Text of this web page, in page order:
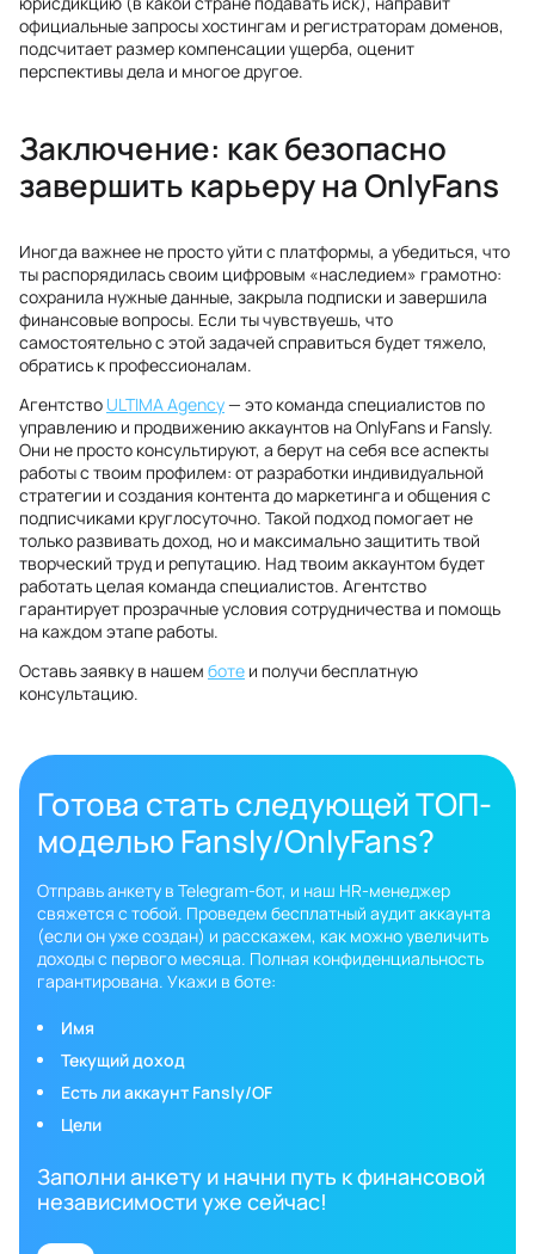
официальные запросы хостингам и регистраторам доменов,
подсчитает размер компенсации ущерба, оценит
перспективы дела и многое другое.
Заключение: как безопасно
завершить карьеру на OnlyFans
Иногда важнее не просто уйти с платформы, а убедиться, что
ты распорядилась своим цифровым «наследием» грамотно:
сохранила нужные данные, закрыла подписки и завершила
финансовые вопросы. Если ты чувствуешь, что
самостоятельно с этой задачей справиться будет тяжело,
обратись к профессионалам.
Агентство ULTIMA Agency— это команда специалистов по
управлению и продвижению аккаунтов на OnlyFans и Fansly.
Они не просто консультируют, а берут на себя все аспекты
работы с твоим профилем: от разработки индивидуальной
стратегии и создания контента до маркетинга и общения с
подписчиками круглосуточно. Такой подход помогает не
только развивать доход, но и максимально защитить твой
творческий труд и репутацию. Над твоим аккаунтом будет
работать целая команда специалистов. Агентство
гарантирует прозрачные условия сотрудничества и помощь
на каждом этапе работы.
Оставь заявку в нашем боте и получи бесплатную
консультацию.
Готова стать следующей ТОП-
моделью Fansly/OnlyFans?
Отправь анкету в Telegram-бот, и наш HR-менеджер
свяжется с тобой. Проведем бесплатный аудит аккаунта
(если он уже создан) и расскажем, как можно увеличить
доходы с первого месяца. Полная конфиденциальность
гарантирована. Укажи в боте:
Имя
Текущий доход
Есть ли аккаунт Fansly/OF
Цели
Заполни анкету и начни путь к финансовой
независимости уже сейчас!